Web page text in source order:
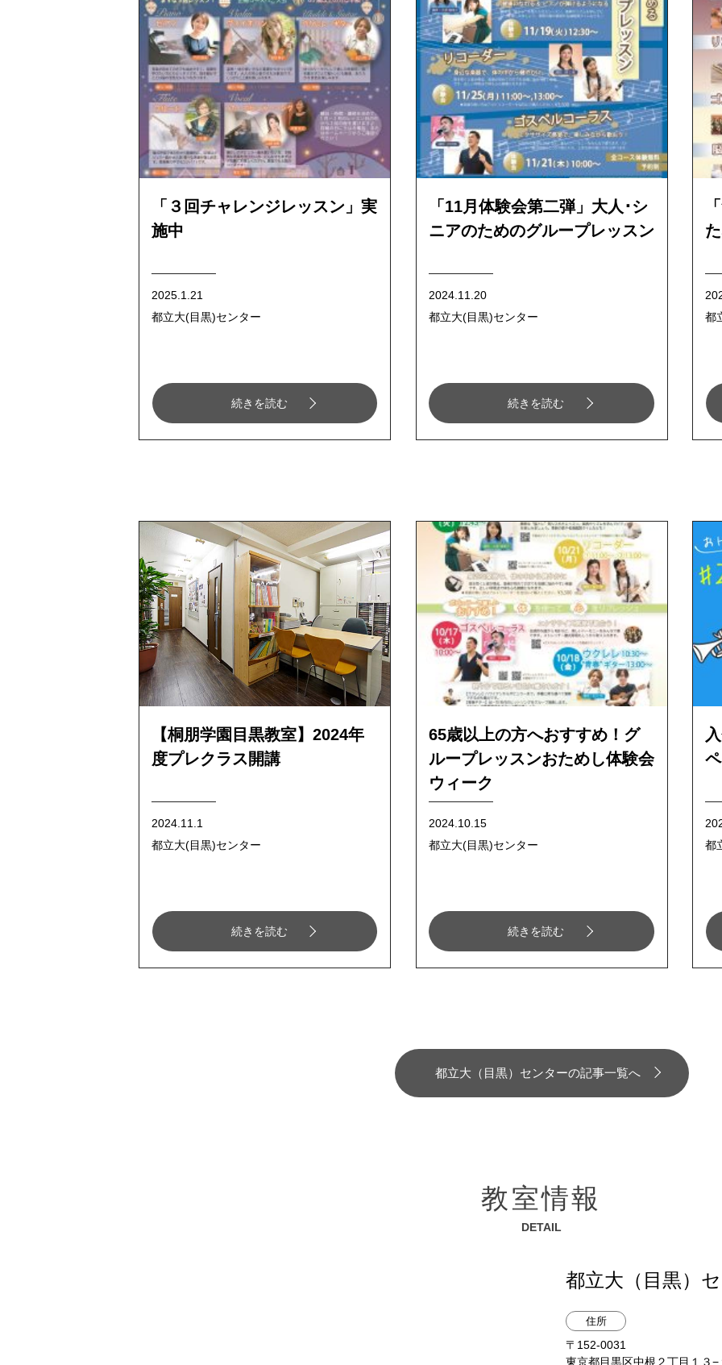
「３回チャレンジレッスン」実
施中
2025.1.21
都立大(目黒)センター
続きを読む
「11月体験会第二弾」大人･シ
ニアのためのグループレッスン
2024.11.20
都立大(目黒)センター
続きを読む
都
【桐朋学園目黒教室】2024年
度プレクラス開講
2024.11.1
都立大(目黒)センター
続きを読む
65歳以上の方へおすすめ！グ
ループレッスンおためし体験会
ウィーク
2024.10.15
都立大(目黒)センター
続きを読む
都
都立大（目黒）センターの記事一覧へ
教室情報
DETAIL
都立大（目黒）
住所
〒152-0031
東京都目黒区中根２丁目１３